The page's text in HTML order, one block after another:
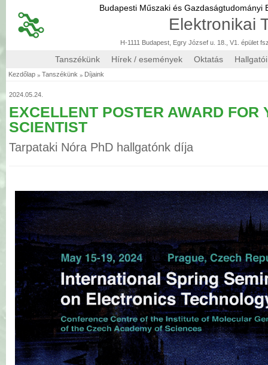
Budapesti Műszaki és Gazdaságtudományi
Elektronikai
H-1111 Budapest, Egry József u. 18., V1. épület
Tanszékünk Hírek / események Oktatás
Kezdőlap » Tanszékünk » Díjaink
2024.05.24.
EXCELLENT POSTER AWARD FOR
SCIENTIST
Tarpataki Nóra PhD hallgatónk díja